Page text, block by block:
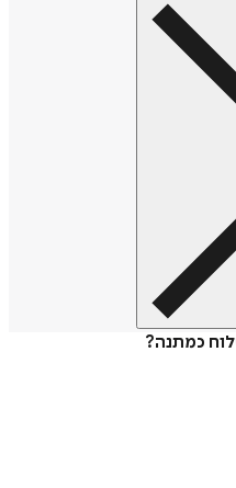
כמתנה?